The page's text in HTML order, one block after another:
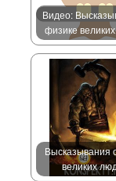
Видео:
физике
Высказывания
великих